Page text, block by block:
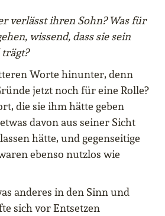
verlässt ihren Sohn? Was für
wissend, dass sie sein
Worte hinunter, denn
jetzt noch für eine Rolle?
die sie ihm hätte geben
davon aus seiner Sicht
hätte, und gegenseitige
ebenso nutzlos wie
anderes in den Sinn und
sich vor Entsetzen